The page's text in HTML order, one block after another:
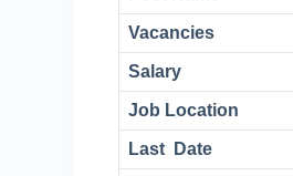
Vacancies
Salary
Job Location
Last Date